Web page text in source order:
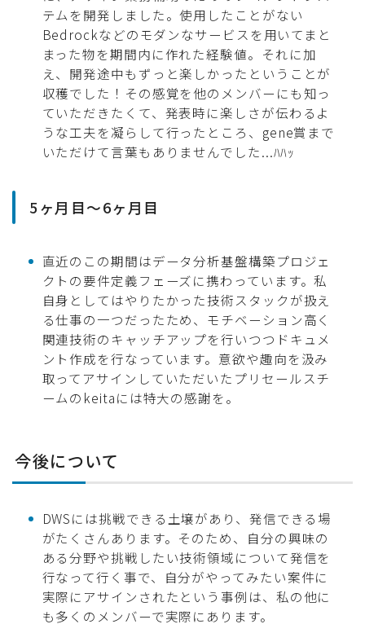
テムを開発しました。使用したことがない
Bedrockなどのモダンなサービスを用いてまと
まった物を期間内に作れた経験値。それに加
え、開発途中もずっと楽しかったということが
収穫でした！その感覚を他のメンバーにも知っ
ていただきたくて、発表時に楽しさが伝わるよ
うな工夫を凝らして行ったところ、gene賞まで
いただけて言葉もありませんでした...ﾊﾊｯ
5ヶ月目〜6ヶ月目
直近のこの期間はデータ分析基盤構築プロジェ
クトの要件定義フェーズに携わっています。私
自身としてはやりたかった技術スタックが扱え
る仕事の一つだったため、モチベーション高く
関連技術のキャッチアップを行いつつドキュメ
ント作成を行なっています。意欲や趣向を汲み
取ってアサインしていただいたプリセールスチ
ームのkeitaには特大の感謝を。
今後について
DWSには挑戦できる土壌があり、発信できる場
がたくさんあります。そのため、自分の興味の
ある分野や挑戦したい技術領域について発信を
行なって行く事で、自分がやってみたい案件に
実際にアサインされたという事例は、私の他に
も多くのメンバーで実際にあります。